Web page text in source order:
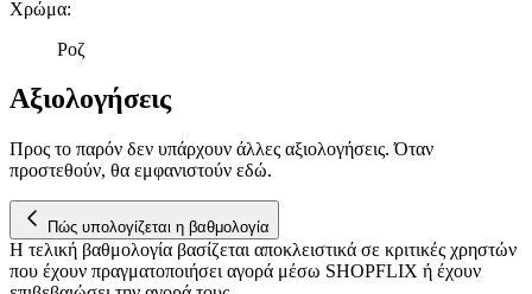
αναλύουμε την κυκλοφορία μας. Εμείς και οι 1022 συνεργάτες
διεύθυνση IP σας, χρησιμοποιώντας τεχνολογία όπως cookies
στη συσκευή σας, με σκοπό την προβολή εξατομικευμένων
διαφημίσεις και περιεχόμενο, την καλύτερη εικόνα του κοινού
μας και την ανάπτυξη προϊόντων. Επίσης, κοινοποιούμε
πληροφορίες σχετικά με την από μέρους σας χρήση της
τοποθεσίας μας στους συνεργάτες μέσων κοινωνικής
δικτύωσης, διαφημίσεων και ανάλυσης.
Χρώμα:
Ροζ
Αξιολογήσεις
Προς το παρόν δεν υπάρχουν άλλες αξιολογήσεις. Όταν
προστεθούν, θα εμφανιστούν εδώ.
Πώς υπολογίζεται η βαθμολογία
Η τελική βαθμολογία βασίζεται αποκλειστικά σε κριτικές χρηστών
που έχουν πραγματοποιήσει αγορά μέσω SHOPFLIX ή έχουν